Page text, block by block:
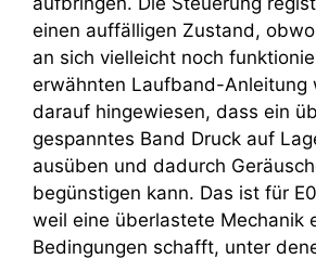
einen auffälligen Zustand,
an sich vielleicht noch
erwähnten Laufband-Anleitung
darauf hingewiesen, dass ein
gespanntes Band Druck auf
ausüben und dadurch
begünstigen kann. Das ist für
weil eine überlastete Mechanik
Bedingungen schafft, unter